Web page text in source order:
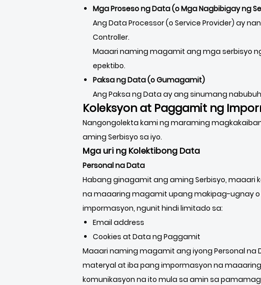
Mga Proseso ng Data (o Mga Nagbibigay ng
Ang Data Processor (o Service Provider) ay
Controller.
Maaari naming magamit ang mga serbisyo
epektibo.
Paksa ng Data (o Gumagamit)
Ang Paksa ng Data ay ang sinumang
Koleksyon at Paggamit ng
Nangongolekta kami ng maraming
aming Serbisyo sa iyo.
Mga uri ng Kolektibong Data
Personal na Data
Habang ginagamit ang aming Serbisyo, maaari
na maaaring magamit upang makipag-ugnay o
impormasyon, ngunit hindi limitado sa:
Email address
Cookies at Data ng Paggamit
Maaari naming magamit ang iyong Personal
materyal at iba pang impormasyon na
komunikasyon na ito mula sa amin sa